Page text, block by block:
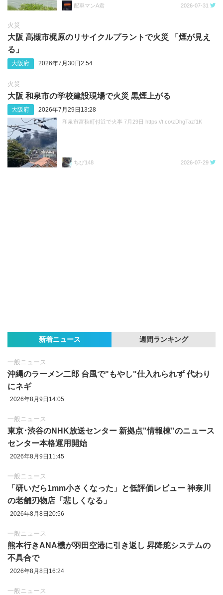
配車マンA君 2026-07-31
火災
大阪 高槻市梶原のリサイクルプラントで火災 「煙が見え
る」
大阪府 2026年7月30日2:54
火災
大阪 和泉市の学校建設現場で火災 黒煙上がる
大阪府 2026年7月29日13:28
和泉市富秋町付近で火事 7月29日 https://t.co/zDhgTazf1K
ちび148 2026-07-29
新着ニュース 週間ランキング
一般ニュース
沖縄のラーメン二郎 台風で"もやし"仕入れられず 代わり
にネギ
2026年8月9日14:05
一般ニュース
東京‪･‬渋谷のNHK放送センター 新拠点"情報棟"のニュース
センター本格運用開始
2026年8月9日11:45
一般ニュース
「研いだら1mm小さくなった」と低評価レビュー 神奈川
の老舗刃物店「悲しくなる」
2026年8月8日20:56
一般ニュース
熊本行きANA機が羽田空港に引き返し 昇降舵システムの
不具合で
2026年8月8日16:24
一般ニュース